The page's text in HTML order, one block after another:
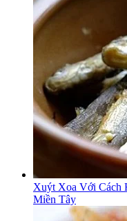
Xuýt Xoa Với Cách
Miền Tây